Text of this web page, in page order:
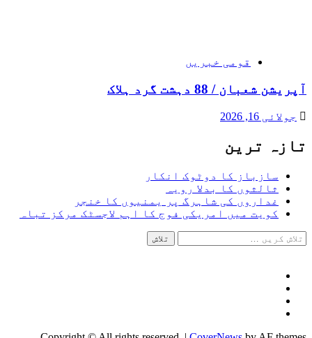
قومی خبریں
آپریشن شعبان / 88 دہشت گرد ہلاک
جولائی 16, 2026
تازہ ترین
سازباز کا دوٹوک انکار
ثالثوں کا بدلا رویہ
غداروں کی شاہرگ پر یمنیوں کا خنجر
کویت میں امریکی فوج کا اہم لاجسٹک مرکز تباہ
تلاش
کریں